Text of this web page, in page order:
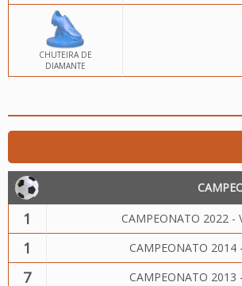
CHUTEIRA DE
DIAMANTE
1 CAMPEONATO 2022 -
1 CAMPEONATO 2014
7 CAMPEONATO 2013